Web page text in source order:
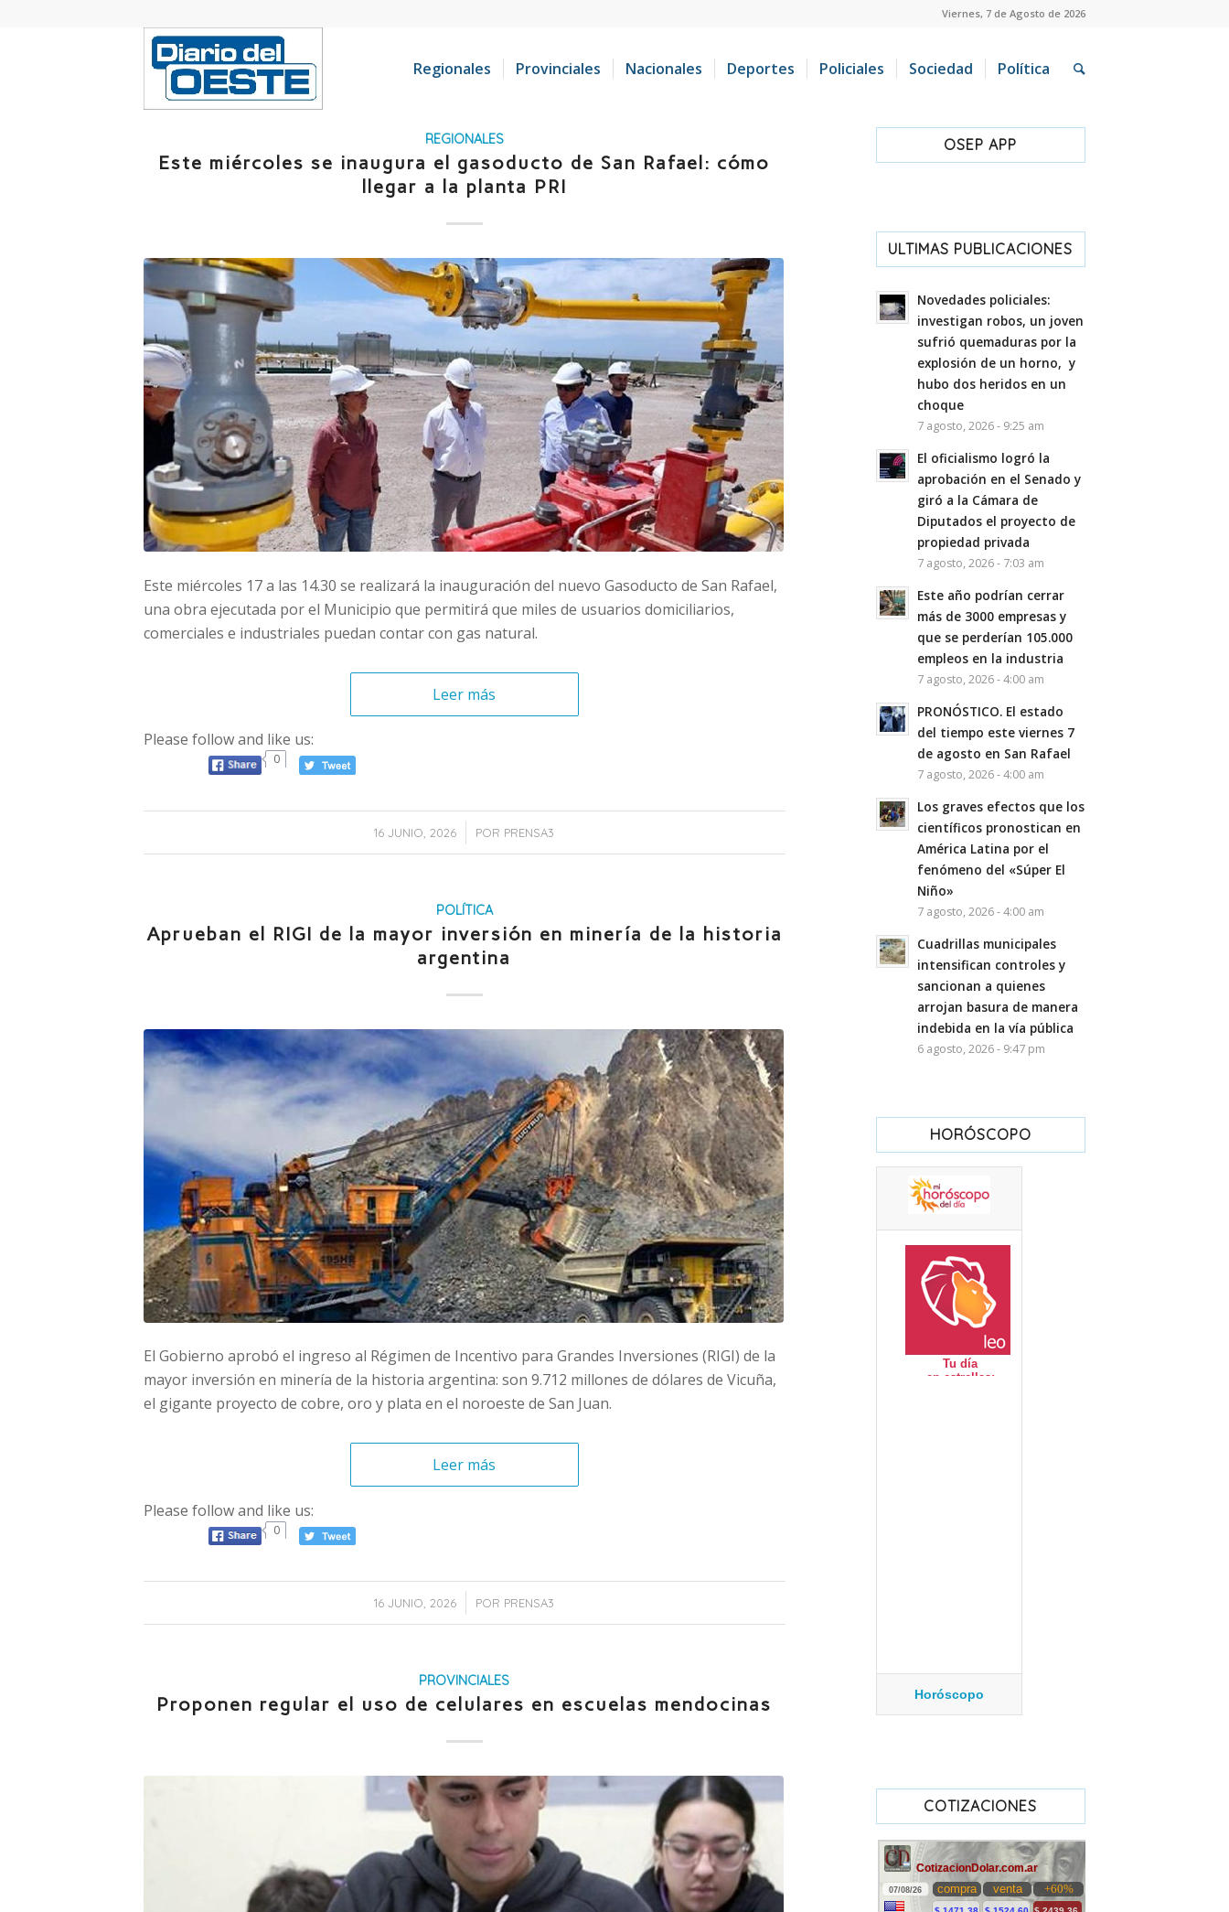
Viernes, 7 de Agosto de 2026
Regionales Provinciales Nacionales Deportes Policiales Sociedad Política
REGIONALES
Este miércoles se inaugura el gasoducto de San Rafael: cómo
llegar a la planta PRI
Este miércoles 17 a las 14.30 se realizará la inauguración del nuevo Gasoducto de San Rafael,
una obra ejecutada por el Municipio que permitirá que miles de usuarios domiciliarios,
comerciales e industriales puedan contar con gas natural.
Leer más
Please follow and like us:
0
16 JUNIO, 2026
/ POR PRENSA3
POLÍTICA
Aprueban el RIGI de la mayor inversión en minería de la historia
argentina
El Gobierno aprobó el ingreso al Régimen de Incentivo para Grandes Inversiones (RIGI) de la
mayor inversión en minería de la historia argentina: son 9.712 millones de dólares de Vicuña,
el gigante proyecto de cobre, oro y plata en el noroeste de San Juan.
Leer más
Please follow and like us:
0
16 JUNIO, 2026
/ POR PRENSA3
PROVINCIALES
Proponen regular el uso de celulares en escuelas mendocinas
OSEP APP
ULTIMAS PUBLICACIONES
Novedades policiales:
investigan robos, un joven
sufrió quemaduras por la
explosión de un horno, y
hubo dos heridos en un
choque
7 agosto, 2026 - 9:25 am
El oficialismo logró la
aprobación en el Senado y
giró a la Cámara de
Diputados el proyecto de
propiedad privada
7 agosto, 2026 - 7:03 am
Este año podrían cerrar
más de 3000 empresas y
que se perderían 105.000
empleos en la industria
7 agosto, 2026 - 4:00 am
PRONÓSTICO. El estado
del tiempo este viernes 7
de agosto en San Rafael
7 agosto, 2026 - 4:00 am
Los graves efectos que los
científicos pronostican en
América Latina por el
fenómeno del «Súper El
Niño»
7 agosto, 2026 - 4:00 am
Cuadrillas municipales
intensifican controles y
sancionan a quienes
arrojan basura de manera
indebida en la vía pública
6 agosto, 2026 - 9:47 pm
HORÓSCOPO
Horóscopo
COTIZACIONES